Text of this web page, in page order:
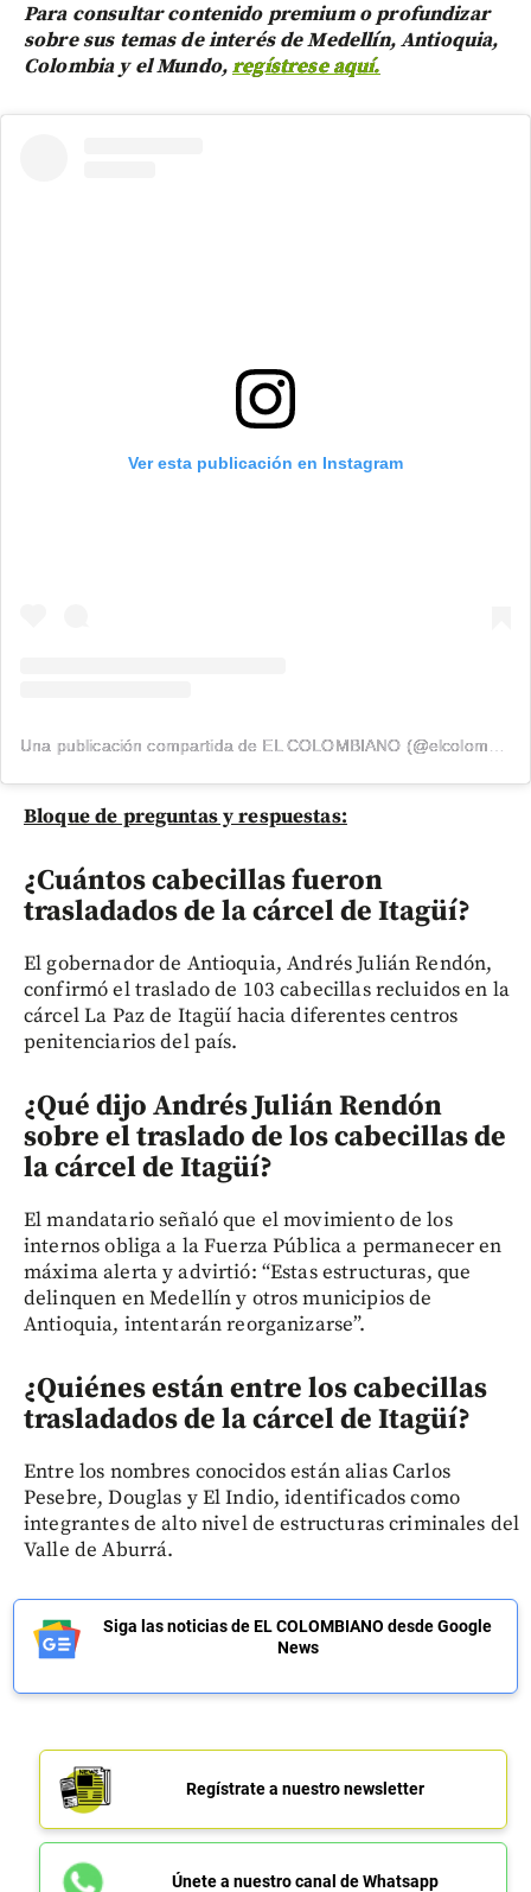
Para consultar contenido premium o profundizar
sobre sus temas de interés de Medellín, Antioquia,
Colombia y el Mundo,regístrese aquí.
Ver esta publicación en Instagram
Bloque de preguntas y respuestas:
¿Cuántos cabecillas fueron
trasladados de la cárcel de Itagüí?
El gobernador de Antioquia, Andrés Julián Rendón,
confirmó el traslado de 103 cabecillas recluidos en la
cárcel La Paz de Itagüí hacia diferentes centros
penitenciarios del país.
¿Qué dijo Andrés Julián Rendón
sobre el traslado de los cabecillas de
la cárcel de Itagüí?
El mandatario señaló que el movimiento de los
internos obliga a la Fuerza Pública a permanecer en
máxima alerta y advirtió: “Estas estructuras, que
delinquen en Medellín y otros municipios de
Antioquia, intentarán reorganizarse”.
¿Quiénes están entre los cabecillas
trasladados de la cárcel de Itagüí?
Entre los nombres conocidos están alias Carlos
Pesebre, Douglas y El Indio, identificados como
integrantes de alto nivel de estructuras criminales del
Valle de Aburrá.
Siga las noticias de EL COLOMBIANO desde Google
News
Regístrate a nuestro newsletter
Únete a nuestro canal de Whatsapp